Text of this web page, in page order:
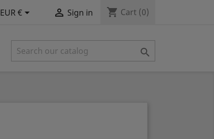
EUR €  Sign in shopping_cart Cart (0)
